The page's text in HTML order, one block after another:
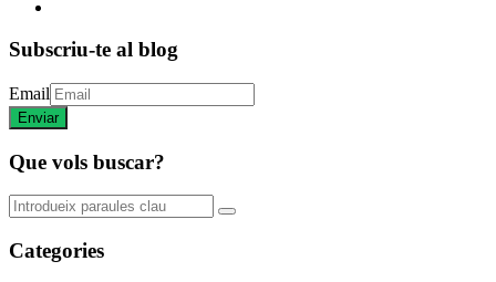
Subscriu-te al blog
Email
Que vols buscar?
Categories